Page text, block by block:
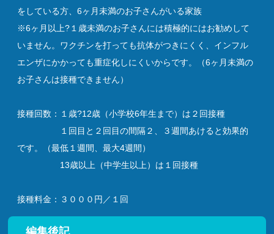
をしている方、6ヶ月未満のお子さんがいる家族
※6ヶ月以上?１歳未満のお子さんには積極的にはお勧めして
いません。ワクチンを打っても抗体がつきにくく、インフル
エンザにかかっても重症化しにくいからです。（6ヶ月未満の
お子さんは接種できません）
接種回数：１歳?12歳（小学校6年生まで）は２回接種
１回目と２回目の間隔２、３週間あけると効果的
です。（最低１週間、最大4週間）
13歳以上（中学生以上）は１回接種
接種料金：３０００円／１回